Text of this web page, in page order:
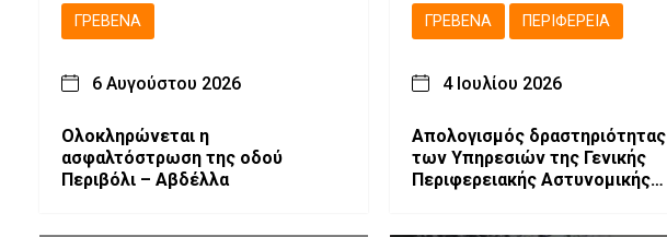
ΓΡΕΒΕΝΆ
6 Αυγούστου 2026
Ολοκληρώνεται η
ασφαλτόστρωση της οδού
Περιβόλι – Αβδέλλα
ΓΡΕΒΕΝΆ ΠΕΡΙΦΈΡΕΙΑ
4 Ιουλίου 2026
Απολογισμός δραστηριότητας
των Υπηρεσιών της Γενικής
Περιφερειακής Αστυνομικής